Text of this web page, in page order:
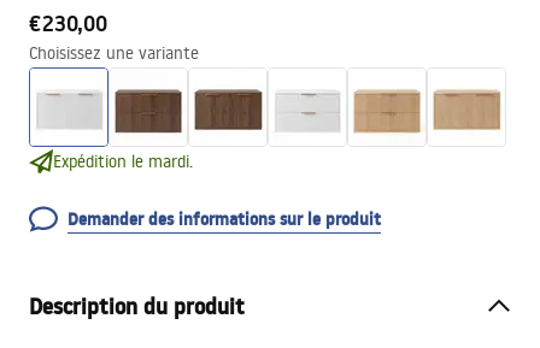
€230,00
Choisissez une variante
Expédition le mardi.
Demander des informations sur le produit
Description du produit